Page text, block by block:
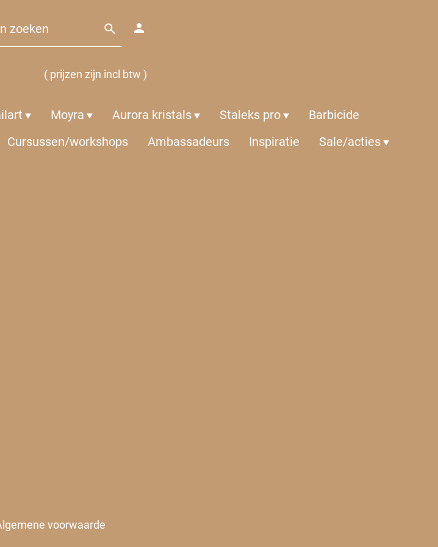
( prijzen zijn incl btw )
Moyra Aurora kristals Staleks pro
Barbicide
Cursussen/workshops Ambassadeurs Inspiratie
Sale/acties
voorwaarde